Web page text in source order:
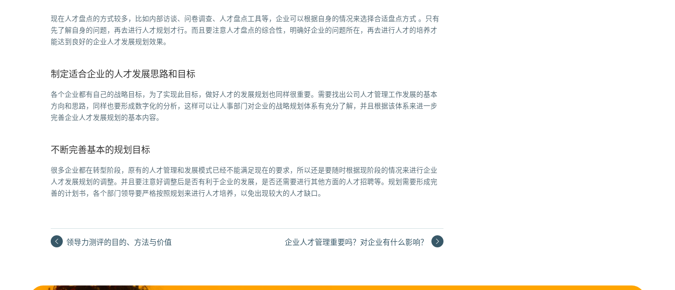
现在人才盘点的方式较多，比如内部访谈、问卷调查、人才盘点工具等，企业可以根据自身的情况来选择合适盘点方式 。只有
先了解自身的问题，再去进行人才规划才行。而且要注意人才盘点的综合性，明确好企业的问题所在，再去进行人才的培养才
能达到良好的企业人才发展规划效果。
制定适合企业的人才发展思路和目标
各个企业都有自己的战略目标，为了实现此目标，做好人才的发展规划也同样很重要。需要找出公司人才管理工作发展的基本
方向和思路，同样也要形成数字化的分析，这样可以让人事部门对企业的战略规划体系有充分了解，并且根据该体系来进一步
完善企业人才发展规划的基本内容。
不断完善基本的规划目标
很多企业都在转型阶段，原有的人才管理和发展模式已经不能满足现在的要求，所以还是要随时根据现阶段的情况来进行企业
人才发展规划的调整。并且要注意好调整后是否有利于企业的发展，是否还需要进行其他方面的人才招聘等。规划需要形成完
善的计划书，各个部门领导要严格按照规划来进行人才培养，以免出现较大的人才缺口。
领导力测评的目的、方法与价值 企业人才管理重要吗？对企业有什么影响？